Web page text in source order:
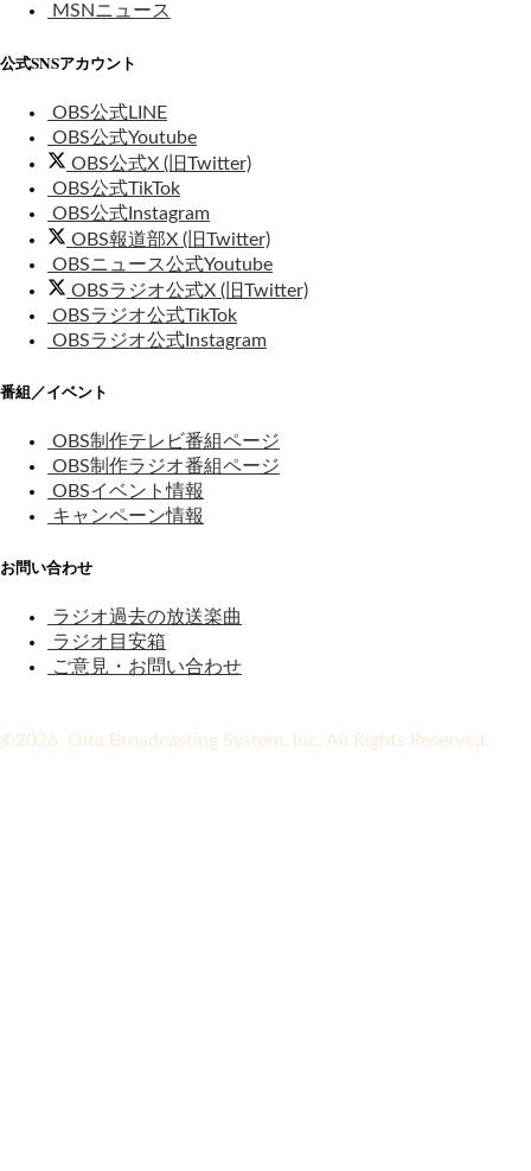
MSNニュース
公式SNSアカウント
OBS公式LINE
OBS公式Youtube
OBS公式X (旧Twitter)
OBS公式TikTok
OBS公式Instagram
OBS報道部X (旧Twitter)
OBSニュース公式Youtube
OBSラジオ公式X (旧Twitter)
OBSラジオ公式TikTok
OBSラジオ公式Instagram
番組／イベント
OBS制作テレビ番組ページ
OBS制作ラジオ番組ページ
OBSイベント情報
キャンペーン情報
お問い合わせ
ラジオ過去の放送楽曲
ラジオ目安箱
ご意見・お問い合わせ
©2026 Oita Broadcasting System, Inc. All Rights Reserved.